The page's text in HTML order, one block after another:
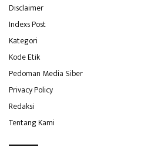
Disclaimer
Indexs Post
Kategori
Kode Etik
Pedoman Media Siber
Privacy Policy
Redaksi
Tentang Kami